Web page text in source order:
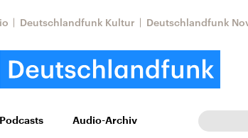
Deutschlandfunk Kultur Deutschlandfunk
Podcasts Audio-Archiv